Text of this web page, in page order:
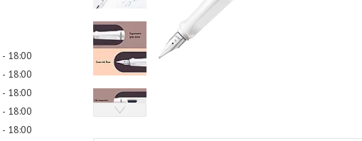
18:00
18:00
18:00
18:00
18:00